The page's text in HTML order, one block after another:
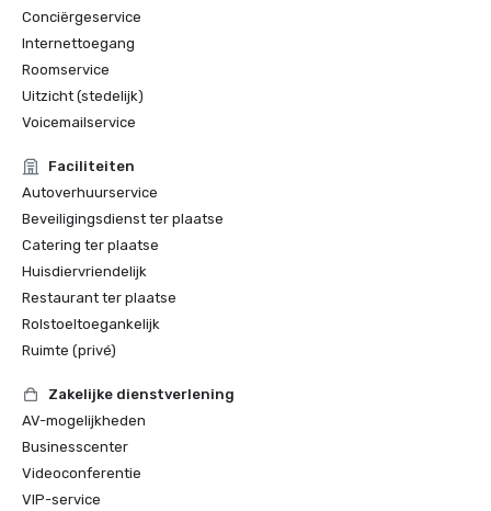
Conciërgeservice
Internettoegang
Roomservice
Uitzicht (stedelijk)
Voicemailservice
Faciliteiten
Autoverhuurservice
Beveiligingsdienst ter plaatse
Catering ter plaatse
Huisdiervriendelijk
Restaurant ter plaatse
Rolstoeltoegankelijk
Ruimte (privé)
Zakelijke dienstverlening
AV-mogelijkheden
Businesscenter
Videoconferentie
VIP-service